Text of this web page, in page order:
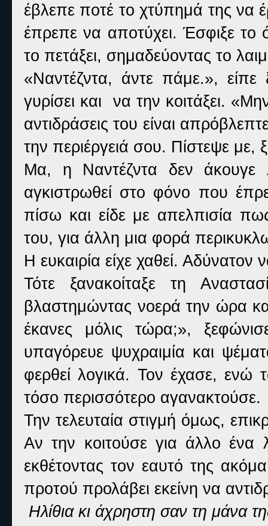
έβλεπε ποτέ το χτύπημά της να
έπρεπε να αποτύχει. Έσφιξε
το πετάξει, σημαδεύοντας το
«Ναντέζντα, άντε πάμε.»,
γυρίσει και να την κοιτάξει.
αντιδράσεις του είναι
την περιέργειά σου. Πίστεψε με,
Μα, η Ναντέζντα δεν άκουγε
αγκιστρωθεί στο φόνο που
πίσω και είδε με απελπισία
του, για άλλη μια φορά
Η ευκαιρία είχε χαθεί.
Τότε ξανακοίταξε τη
βλαστημώντας νοερά την ώρα
έκανες μόλις τώρα;»,
υπαγόρευε ψυχραιμία και
φερθεί λογικά. Τον έχασε, ενώ
τόσο περισσότερο αγανακτούσε.
Την τελευταία στιγμή όμως,
Αν την κοιτούσε για άλλο ένα
εκθέτοντας τον εαυτό της
προτού προλάβει εκείνη να
Ηλίθια κι άχρηστη σαν τη μάνα